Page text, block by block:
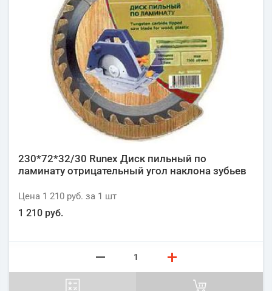
230*72*32/30 Runex Диск пильный по
ламинату отрицательный угол наклона зубьев
Цена 1 210 руб. за 1 шт
1 210 руб.